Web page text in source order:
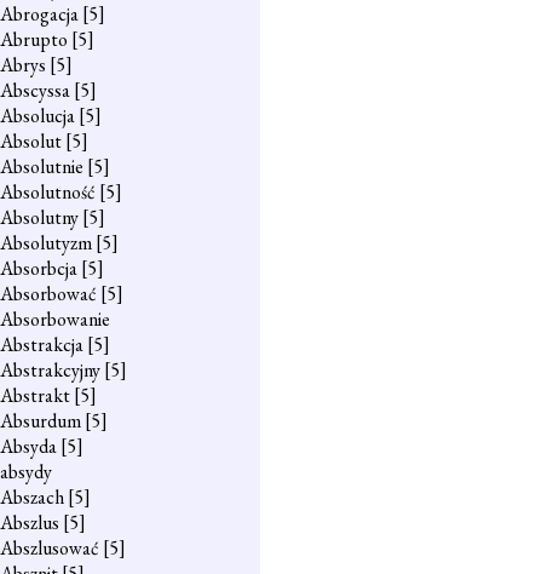
Abrogacja[5]
Abrupto [5]
Abrys [5]
Abscyssa[5]
Absolucja[5]
Absolut[5]
Absolutnie [5]
Absolutność [5]
Absolutny[5]
Absolutyzm[5]
Absorbcja[5]
Absorbować [5]
Absorbowanie
Abstrakcja[5]
Abstrakcyjny[5]
Abstrakt[5]
Absurdum[5]
Absyda[5]
absydy
Abszach[5]
Abszlus [5]
Abszlusować [5]